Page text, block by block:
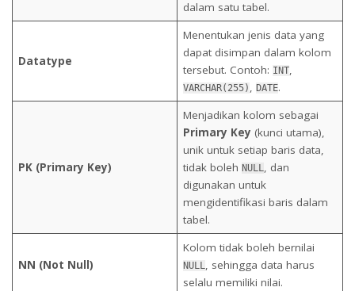
dalam satu tabel.
Datatype
Menentukan jenis data yang
dapat disimpan dalam kolom
tersebut. Contoh: INT,
VARCHAR(255) , DATE.
PK (Primary Key)
Menjadikan kolom sebagai
Primary Key (kunci utama),
unik untuk setiap baris data,
tidak boleh NULL, dan
digunakan untuk
mengidentifikasi baris dalam
tabel.
NN (Not Null)
Kolom tidak boleh bernilai
NULL, sehingga data harus
selalu memiliki nilai.